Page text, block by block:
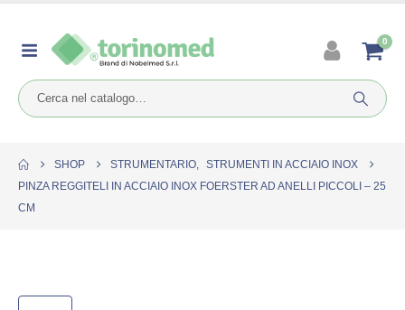
0
SHOP STRUMENTARIO, STRUMENTI IN ACCIAIO INOX
PINZA REGGITELI IN ACCIAIO INOX FOERSTER AD ANELLI PICCOLI – 25
CM